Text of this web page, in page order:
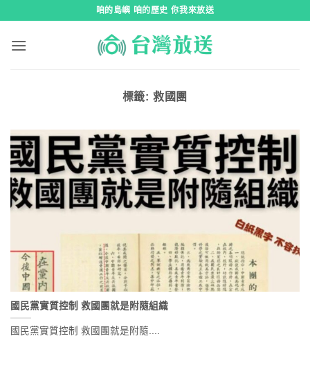
咱的島嶼 咱的歷史 你我來放送
標籤: 救國團
國民黨實質控制 救國團就是附隨組織
國民黨實質控制 救國團就是附隨....